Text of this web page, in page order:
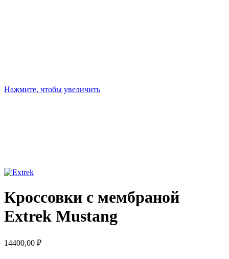
Нажмите, чтобы увеличить
Кроссовки с мембраной
Extrek Mustang
14400,00 ₽